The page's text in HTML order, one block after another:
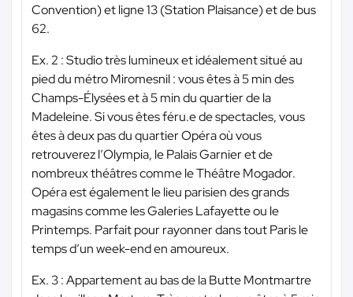
Convention) et ligne 13 (Station Plaisance) et de bus
62.
Ex. 2 : Studio très lumineux et idéalement situé au
pied du métro Miromesnil : vous êtes à 5 min des
Champs-Élysées et à 5 min du quartier de la
Madeleine. Si vous êtes féru.e de spectacles, vous
êtes à deux pas du quartier Opéra où vous
retrouverez l’Olympia, le Palais Garnier et de
nombreux théâtres comme le Théâtre Mogador.
Opéra est également le lieu parisien des grands
magasins comme les Galeries Lafayette ou le
Printemps. Parfait pour rayonner dans tout Paris le
temps d’un week-end en amoureux.
Ex. 3 : Appartement au bas de la Butte Montmartre